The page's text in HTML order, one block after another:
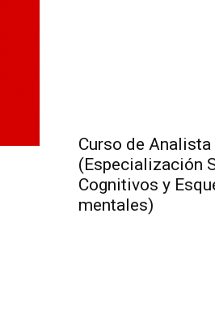
Curso de
(Especialización
Cognitivos y
mentales)